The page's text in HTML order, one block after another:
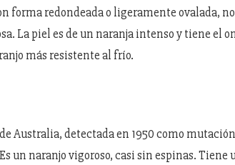
forma redondeada o ligeramente ovalada,
La piel es de un naranja intenso y tiene el
más resistente al frío.
Australia, detectada en 1950 como
un naranjo vigoroso, casi sin espinas.